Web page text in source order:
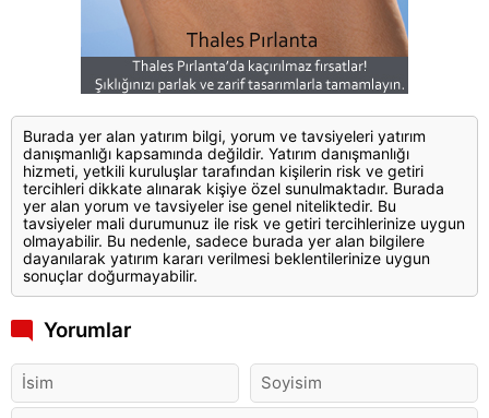
Burada yer alan yatırım bilgi, yorum ve tavsiyeleri yatırım
danışmanlığı kapsamında değildir. Yatırım danışmanlığı
hizmeti, yetkili kuruluşlar tarafından kişilerin risk ve getiri
tercihleri dikkate alınarak kişiye özel sunulmaktadır. Burada
yer alan yorum ve tavsiyeler ise genel niteliktedir. Bu
tavsiyeler mali durumunuz ile risk ve getiri tercihlerinize uygun
olmayabilir. Bu nedenle, sadece burada yer alan bilgilere
dayanılarak yatırım kararı verilmesi beklentilerinize uygun
sonuçlar doğurmayabilir.
Yorumlar